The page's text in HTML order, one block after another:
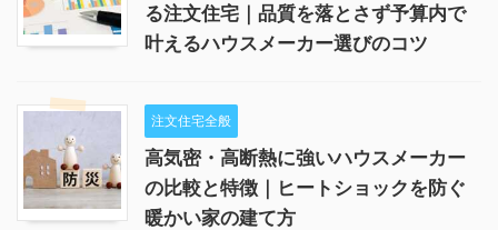
る注文住宅｜品質を落とさず予算内で
叶えるハウスメーカー選びのコツ
注文住宅全般
高気密・高断熱に強いハウスメーカー
の比較と特徴｜ヒートショックを防ぐ
暖かい家の建て方